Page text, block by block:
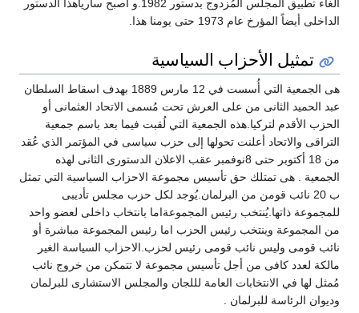
الغاء تطبيق المجلس المُزدوج بدستور 1982.و أصبح سارياًهذا الدستور
الداخلى أيضاً المؤرخ عام 1973 حتى يومنا هذا.
تمثيل الأحزاب السياسية
هى الجمعية التي أُسست في 12 مارس 1889 بهدف اسقاط السلطان
عبد الحميد الثانى من على العرش تحت مُسمى الاتحاد العثمانى أو
الحزب الأقدم لتركيا.هذه الجمعية التي لُقبت فيما بعد باسم جمعية
التراقى والاتحاد أعلنت تحولها إلى حزب سياسى في المؤتمر الذي عُقد
من 18 أكتوبر حتى 8نوفمبر عقب الاعلان الدستورى الثانى لهذه
الجمعية . هى تمتلك حق تأسيس مجموعة الاحزاب السياسية التي تمثل
ب 20 نائب قومن من البرلمان.يُوجد لكل حزب مجلس تأديبى
للمجموعة ذاتها.يُنتخب رئيس المجموعةاما بانتخاب داخلى لعضو واحد
من المجموعة وينتخب رئيس الحزب اما رئيس المجموعة مباشرة أو
نائب قومى وليس نائب قومى رئيس لحزب.الاحزاب السياسة الغير
مالكة لعدد كافى من أجل تأسيس مجموعة لا تتمكن من خروج نائب
مُمثل لها في الانتخابات العامة لللجان والمجلس الاستشارى للبرلمان
وديوان الرئاسة للبرلمان .